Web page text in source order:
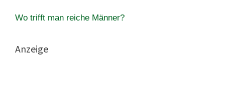
Wo trifft man reiche Männer?
Anzeige